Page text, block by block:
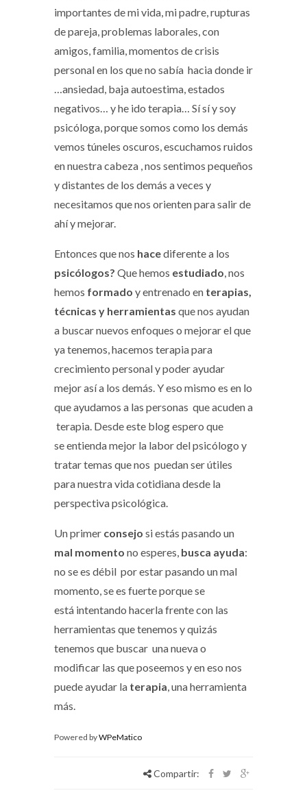
importantes de mi vida, mi padre, rupturas
de pareja, problemas laborales, con
amigos, familia, momentos de crisis
personal en los que no sabía hacia donde ir
…ansiedad, baja autoestima, estados
negativos… y he ido terapia… Sí sí y soy
psicóloga, porque somos como los demás
vemos túneles oscuros, escuchamos ruidos
en nuestra cabeza , nos sentimos pequeños
y distantes de los demás a veces y
necesitamos que nos orienten para salir de
ahí y mejorar.
Entonces que nos hacediferente a los
psicólogos? Que hemos estudiado , nos
hemos formado y entrenado en terapias,
técnicas y herramientas que nos ayudan
a buscar nuevos enfoques o mejorar el que
ya tenemos, hacemos terapia para
crecimiento personal y poder ayudar
mejor así a los demás. Y eso mismo es en lo
que ayudamos a las personas que acuden a
terapia. Desde este blog espero que
se entienda mejor la labor del psicólogo y
tratar temas que nos puedan ser útiles
para nuestra vida cotidiana desde la
perspectiva psicológica.
Un primer consejo si estás pasando un
mal momento no esperes, busca ayuda:
no se es débil por estar pasando un mal
momento, se es fuerte porque se
está intentando hacerla frente con las
herramientas que tenemos y quizás
tenemos que buscar una nueva o
modificar las que poseemos y en eso nos
puede ayudar la terapia , una herramienta
más.
Powered byWPeMatico
Compartir: